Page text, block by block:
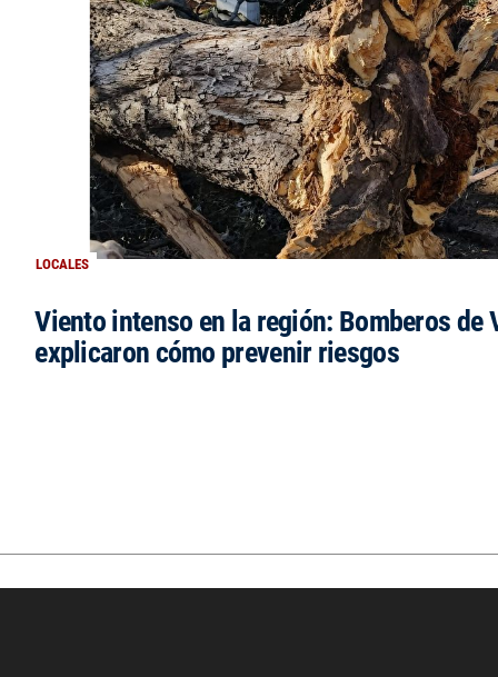
LOCALES
Viento intenso en la región: Bomberos de
explicaron cómo prevenir riesgos